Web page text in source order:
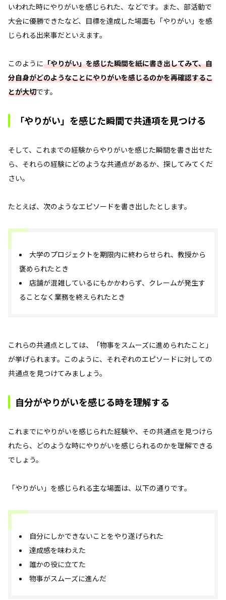
いわれた時にやりがいを感じられた、などです。また、部活動で
大会に優勝できたなど、目標を達成した場面も「やりがい」を感
じられる出来事だといえます。
このように「やりがい」を感じた瞬間を紙に書き出してみて、自
分自身がどのようなことにやりがいを感じるのかを再確認するこ
とが大切です。
「やりがい」を感じた瞬間で共通項を見つける
そして、これまでの経験からやりがいを感じた瞬間を書き出せた
ら、それらの経験にどのような共通点があるか、探してみてくだ
さい。
たとえば、次のようなエピソードを書き出したとします。
大学のプロジェクトを期限内に終わらせられ、教授から
褒められたとき
店舗が混雑しているにもかかわらず、クレームが発生す
ることなく業務を終えられたとき
これらの共通点としては、「物事をスムーズに進められたこと」
が挙げられます。このように、それぞれのエピソードに対しての
共通点を見つけてみましょう。
自分がやりがいを感じる時を理解する
これまでにやりがいを感じられた経験や、その共通点を見つけら
れたら、どのような時にやりがいを感じられるのかを理解できる
でしょう。
「やりがい」を感じられる主な場面は、以下の通りです。
自分にしかできないことをやり遂げられた
達成感を味わえた
誰かの役に立てた
物事がスムーズに進んだ